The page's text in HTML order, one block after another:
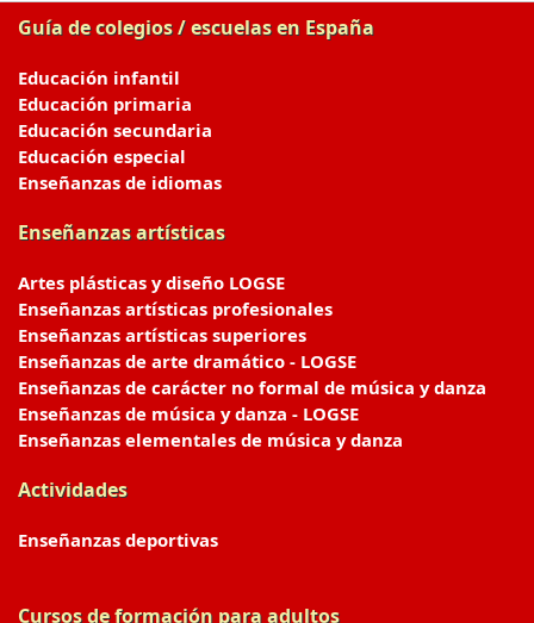
Guía de colegios / escuelas en España
Educación infantil
Educación primaria
Educación secundaria
Educación especial
Enseñanzas de idiomas
Enseñanzas artísticas
Artes plásticas y diseño LOGSE
Enseñanzas artísticas profesionales
Enseñanzas artísticas superiores
Enseñanzas de arte dramático - LOGSE
Enseñanzas de carácter no formal de música y danza
Enseñanzas de música y danza - LOGSE
Enseñanzas elementales de música y danza
Actividades
Enseñanzas deportivas
Cursos de formación para adultos